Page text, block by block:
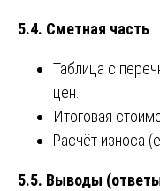
5.4. Сметная часть
Таблица с
цен.
Итоговая
Расчёт износа
5.5. Выводы